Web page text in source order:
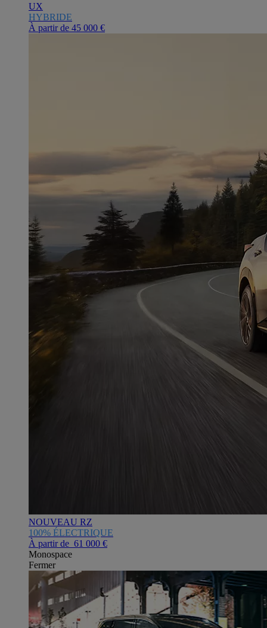
UX
HYBRIDE
À partir de 45 000 €
NOUVEAU RZ
100% ÉLECTRIQUE
À partir de 61 000 €
Monospace
Fermer